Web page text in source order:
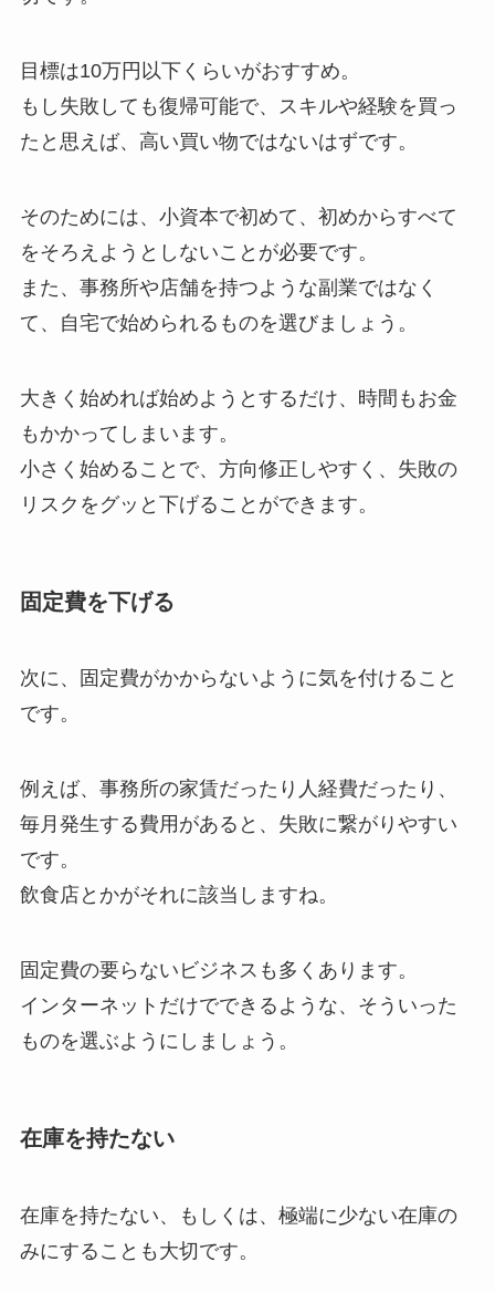
目標は10万円以下くらいがおすすめ。
もし失敗しても復帰可能で、スキルや経験を買っ
たと思えば、高い買い物ではないはずです。
そのためには、小資本で初めて、初めからすべて
をそろえようとしないことが必要です。
また、事務所や店舗を持つような副業ではなく
て、自宅で始められるものを選びましょう。
大きく始めれば始めようとするだけ、時間もお金
もかかってしまいます。
小さく始めることで、方向修正しやすく、失敗の
リスクをグッと下げることができます。
固定費を下げる
次に、固定費がかからないように気を付けること
です。
例えば、事務所の家賃だったり人経費だったり、
毎月発生する費用があると、失敗に繋がりやすい
です。
飲食店とかがそれに該当しますね。
固定費の要らないビジネスも多くあります。
インターネットだけでできるような、そういった
ものを選ぶようにしましょう。
在庫を持たない
在庫を持たない、もしくは、極端に少ない在庫の
みにすることも大切です。